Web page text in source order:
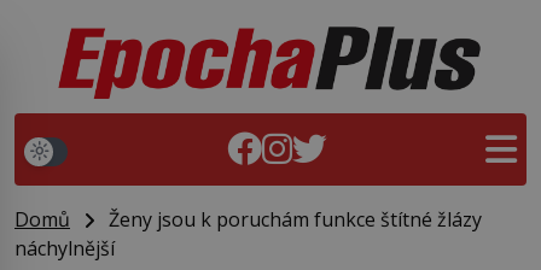
Domů
Ženy jsou k poruchám funkce štítné žlázy
náchylnější